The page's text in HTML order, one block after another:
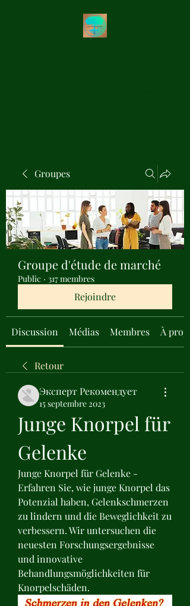
Groupes
Groupe d'étude de marché
Public · 317 membres
Rejoindre
Discussion Médias Membres À
Retour
Эксперт Рекомендует
15 septembre 2023
Junge Knorpel für
Gelenke
Junge Knorpel für Gelenke -
Erfahren Sie, wie junge Knorpel das
Potenzial haben, Gelenkschmerzen
zu lindern und die Beweglichkeit zu
verbessern. Wir untersuchen die
neuesten Forschungsergebnisse
und innovative
Behandlungsmöglichkeiten für
Knorpelschäden.